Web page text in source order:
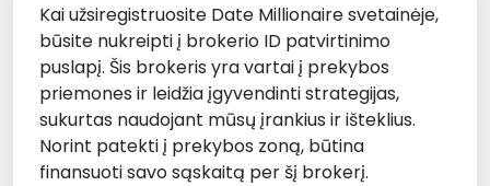
Kai užsiregistruosite Date Millionaire svetainėje,
būsite nukreipti į brokerio ID patvirtinimo
puslapį. Šis brokeris yra vartai į prekybos
priemones ir leidžia įgyvendinti strategijas,
sukurtas naudojant mūsų įrankius ir išteklius.
Norint patekti į prekybos zoną, būtina
finansuoti savo sąskaitą per šį brokerį.